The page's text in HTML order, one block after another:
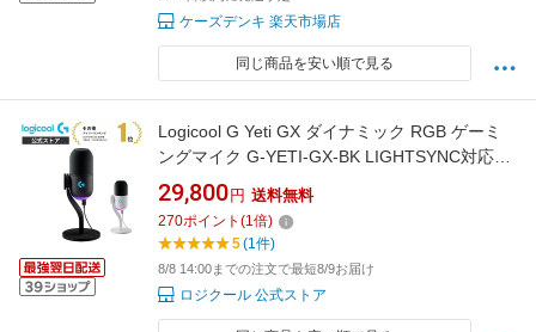
ケーズデンキ 楽天市場店
同じ商品を安い順で見る
Logicool G Yeti GX ダイナミック RGB ゲーミ
ングマイク G-YETI-GX-BK LIGHTSYNC対応
USB 単一指向性 スーパーカーディオイド PC
Windows Mac ブラック 国内正規品 2年間無償
保証
29,800 円 送料無料
270ポイント (1倍)
5(1件)
8/8 14:00までの注文で最短8/9お届け
ロジクール 公式ストア